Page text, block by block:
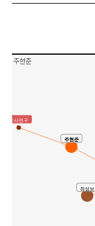
주현준
최성보
주현준
유사연구